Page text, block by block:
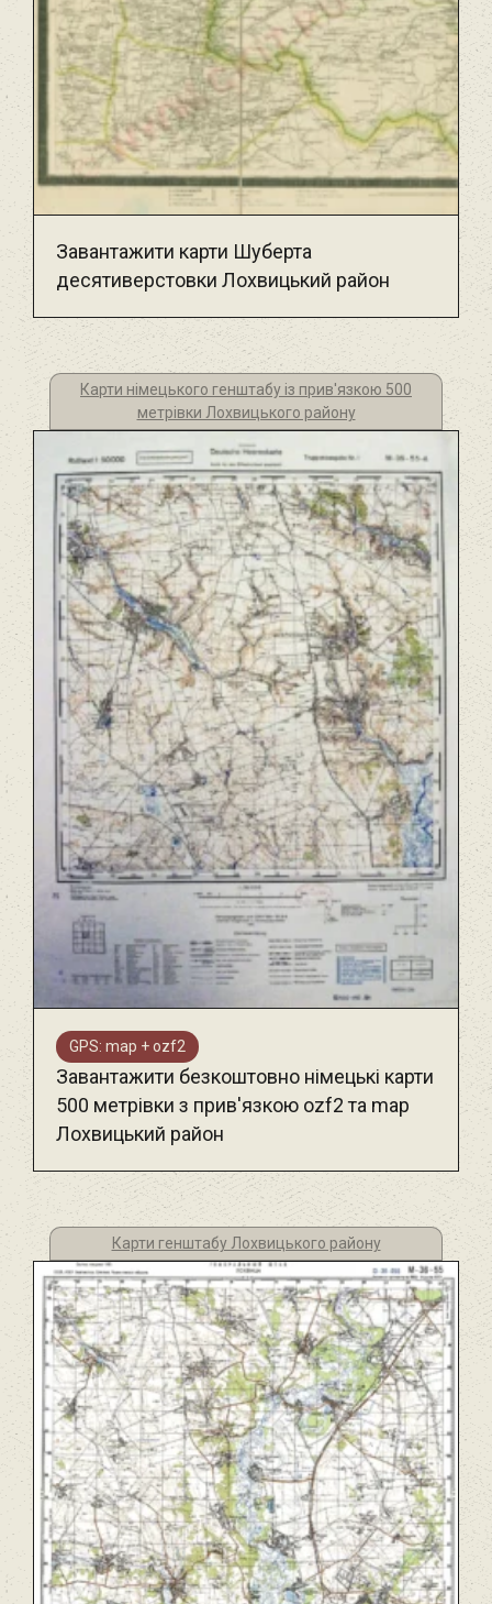
Завантажити карти Шуберта
десятиверстовки Лохвицький район
Карти німецького генштабу із прив'язкою 500
метрівки Лохвицького району
GPS: map + ozf2
Завантажити безкоштовно німецькі карти
500 метрівки з прив'язкою ozf2 та map
Лохвицький район
Карти генштабу Лохвицького району